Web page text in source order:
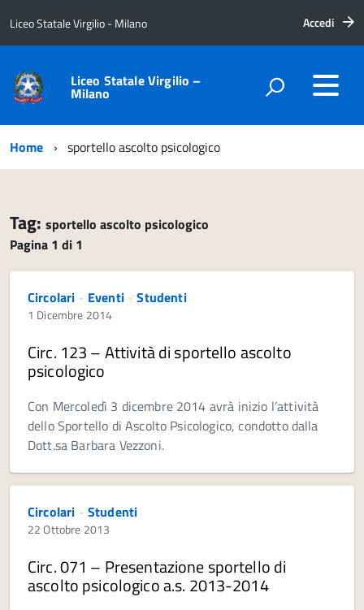
Liceo Statale Virgilio - Milano Accedi
Liceo Statale Virgilio –
Milano
Home sportello ascolto psicologico
Tag: sportello ascolto psicologico
Pagina 1 di 1
Circolari - Eventi-Studenti
1 Dicembre 2014
Circ. 123 – Attività di sportello ascolto
psicologico
Con Mercoledì 3 dicembre 2014 avrà inizio l’attività
dello Sportello di Ascolto Psicologico, condotto dalla
Dott.sa Barbara Vezzoni.
Circolari - Studenti
22 Ottobre 2013
Circ. 071 – Presentazione sportello di
ascolto psicologico a.s. 2013-2014